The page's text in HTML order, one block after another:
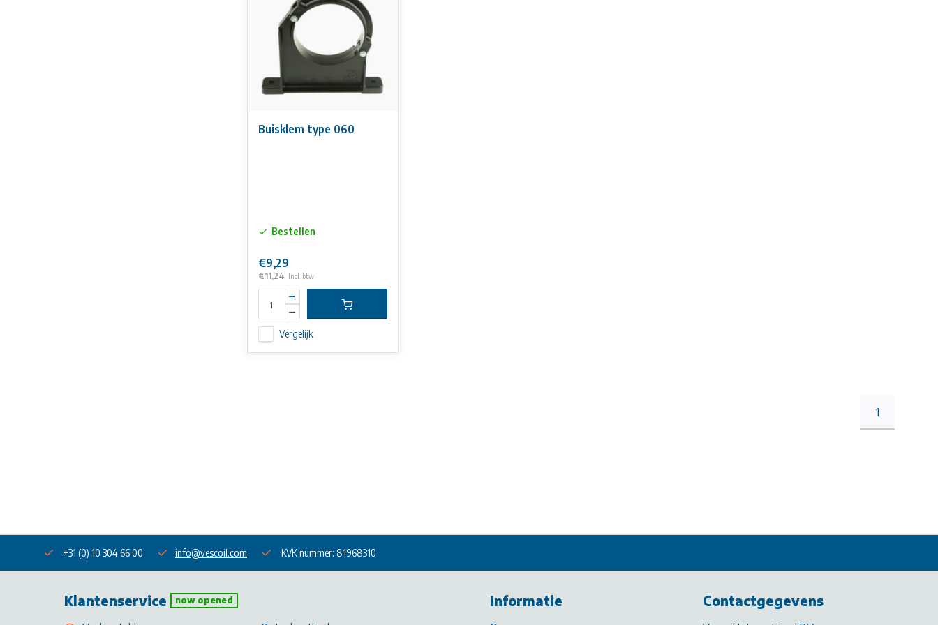
Aan de informatie op deze website kunnen geen rechten worden ontleend.
Buisklem type 060
Bestellen
€9,29
€11,24 Incl. btw
Vergelijk
1
+31 (0) 10 304 66 00 info@vescoil.com KVK nummer: 81968310
Klantenservice now opened Informatie Contactgegevens